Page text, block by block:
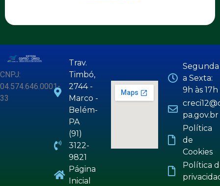
CNPJ:
04.574.646.0001-
33
Trav.
Timbó,
2744 -
Marco -
Belém-
PA
(91)
3122-
9821
Página
Inicial
Segunda
a Sexta:
9h às 17h
pa.gov.br
Política
de
Cookies
Política